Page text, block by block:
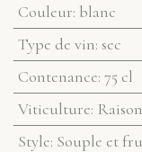
Couleur: blanc
Type de vin: sec
Contenance: 75 cl
Viticulture:
Style: Souple et